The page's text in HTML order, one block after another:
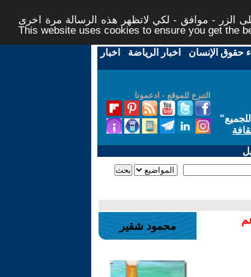
الزر - موافق - لكي لاتظهر هذه الرسالة مرة اخرى -
This website uses cookies to ensure you get the
حقوق الإنسان - اخبار الرياضة - اخبار
التبرع للموقع - ادعمونا
"
محمود شقير